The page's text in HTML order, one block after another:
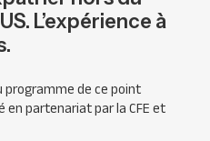
L’expérience à
de ce point
en partenariat par laCFEet